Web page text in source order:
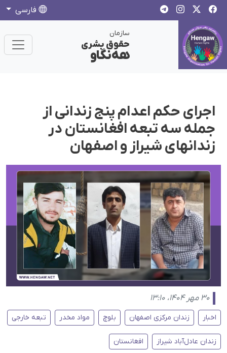
فارسی
سازمان
حقوق بشری
هەنگاو
اجرای حکم اعدام پنج زندانی از
جملە سە تبعە افغانستان در
زندانهای شیراز و اصفهان
۳۰ مهر ۱۴۰۴، ۱۳:۱۰
اخبار زندان مرکزی اصفهان بلوچ مواد مخدر تبعه خارجی
زندان عادل‌آباد شیراز افغانستان